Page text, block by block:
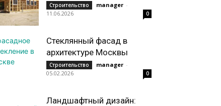
Строительство manager -
11.06.2026
0
Стеклянный фасад в
архитектуре Москвы
Строительство manager -
05.02.2026
0
Ландшафтный дизайн: